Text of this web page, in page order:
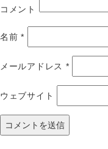
コメント
名前*
メールアドレス *
ウェブサイト